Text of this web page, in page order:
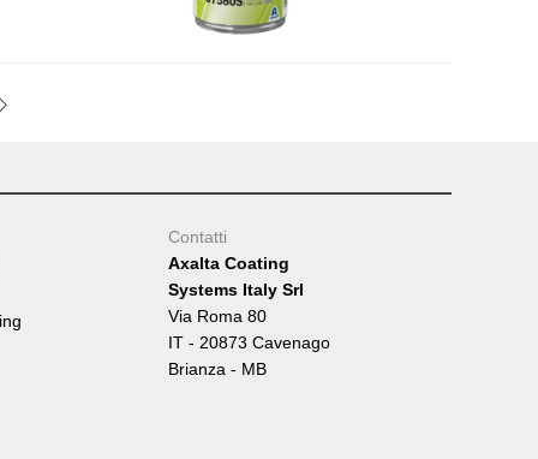
Contatti
Axalta Coating
Systems Italy Srl
Via Roma 80
IT - 20873 Cavenago
Brianza - MB